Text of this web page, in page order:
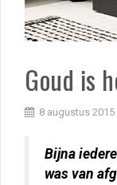
Goud is
8 augustus 2015
Bijna
was van